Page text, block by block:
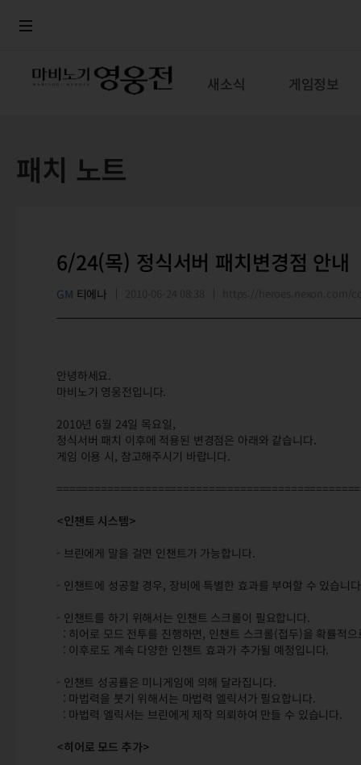
새소식 게임정보
패치 노트
6/24(목) 정식서버 패치변경점 안내
GM 티에나
안녕하세요.
마비노기 영웅전입니다.
2010년 6월 24일 목요일,
정식서버 패치 이후에 적용된 변경점은 아래와 같습니다.
게임 이용 시, 참고해주시기 바랍니다.
<인챈트 시스템>
- 브린에게 말을 걸면 인챈트가 가능합니다.
- 인챈트에 성공할 경우, 장비에 특별한 효과를 부여할 수 있습니
- 인챈트를 하기 위해서는 인챈트 스크롤이 필요합니다.
: 히어로 모드 전투를 진행하면, 인챈트 스크롤(접두)을 확률적
: 이후로도 계속 다양한 인챈트 효과가 추가될 예정입니다.
- 인챈트 성공률은 미니게임에 의해 달라집니다.
: 마법력을 붓기 위해서는 마법력 엘릭서가 필요합니다.
: 마법력 엘릭서는 브린에게 제작 의뢰하여 만들 수 있습니다.
<히어로 모드 추가>